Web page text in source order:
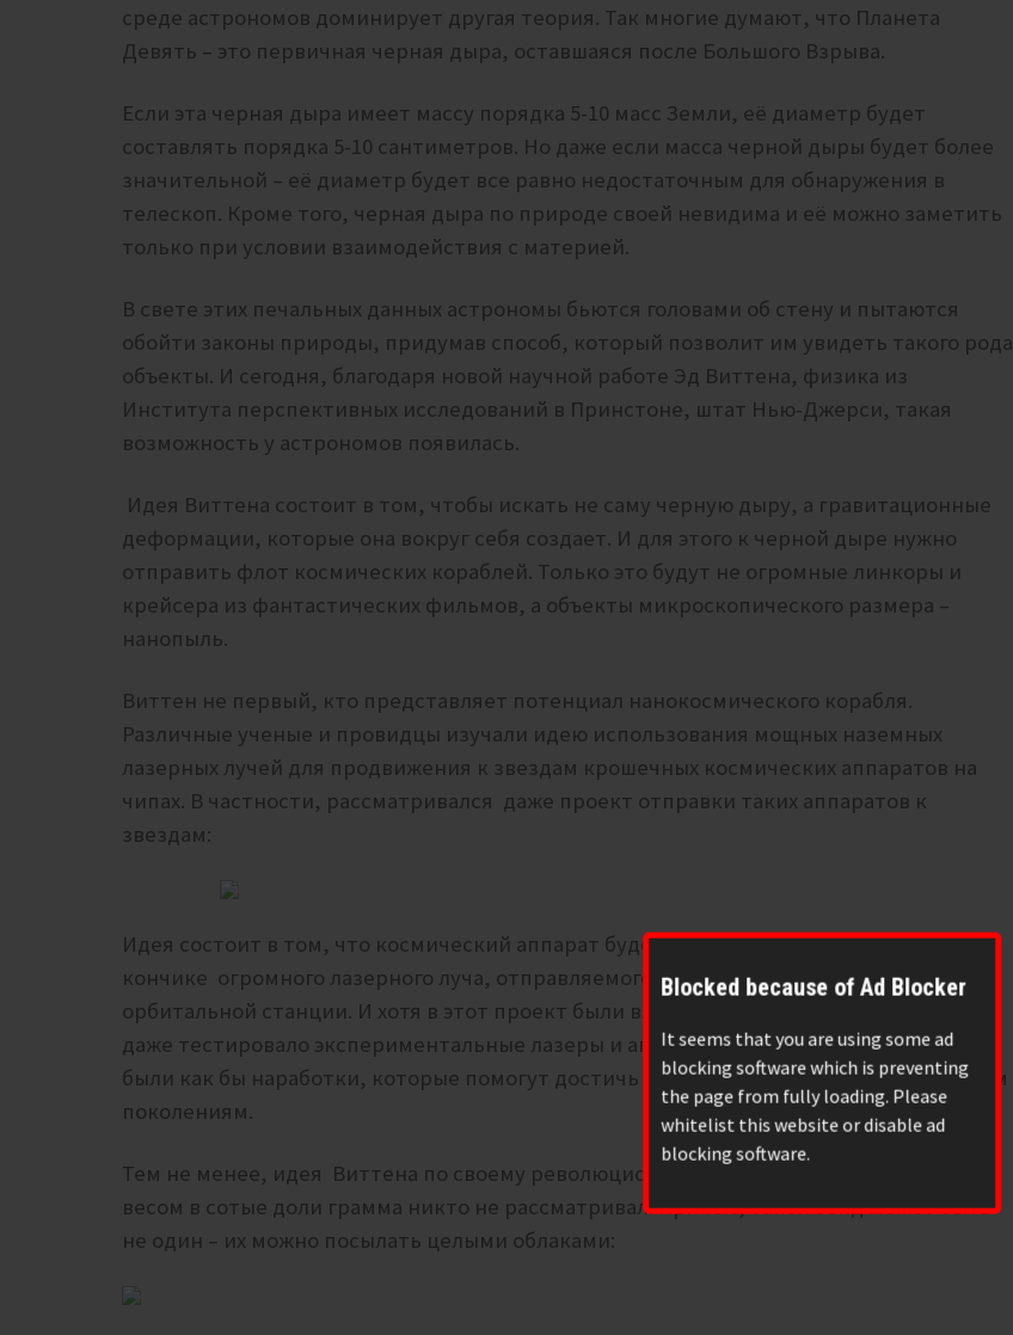
среде астрономов доминирует другая теория. Так многие думают, что Планета
Девять – это первичная черная дыра, оставшаяся после Большого Взрыва.
Если эта черная дыра имеет массу порядка 5-10 масс Земли, её диаметр будет
составлять порядка 5-10 сантиметров. Но даже если масса черной дыры будет более
значительной – её диаметр будет все равно недостаточным для обнаружения в
телескоп. Кроме того, черная дыра по природе своей невидима и её можно заметить
только при условии взаимодействия с материей.
В свете этих печальных данных астрономы бьются головами об стену и пытаются
обойти законы природы, придумав способ, который позволит им увидеть такого рода
объекты. И сегодня, благодаря новой научной работе Эд Виттена, физика из
Института перспективных исследований в Принстоне, штат Нью-Джерси, такая
возможность у астрономов появилась.
Идея Виттена состоит в том, чтобы искать не саму черную дыру, а гравитационные
деформации, которые она вокруг себя создает. И для этого к черной дыре нужно
отправить флот космических кораблей. Только это будут не огромные линкоры и
крейсера из фантастических фильмов, а объекты микроскопического размера –
нанопыль.
Виттен не первый, кто представляет потенциал нанокосмического корабля.
Различные ученые и провидцы изучали идею использования мощных наземных
лазерных лучей для продвижения к звездам крошечных космических аппаратов на
чипах. В частности, рассматривался даже проект отправки таких аппаратов к
звездам:
Идея состоит в том, что космический аппарат будет путешествовать как бы на
кончике огромного лазерного луча, отправляемого с Земли, с Луны или с большой
орбитальной станции. И хотя в этот проект были вложены большие деньги и NASA
даже тестировало экспериментальные лазеры и аппараты, тем не менее всё это
были как бы наработки, которые помогут достичь ближайших звезд лишь следующим
поколениям.
Тем не менее, идея Виттена по своему революционная, поскольку отправку зонда
весом в сотые доли грамма никто не рассматривал. Причем, такой зонд может быть
не один – их можно посылать целыми облаками:
Blocked because of Ad Blocker
It seems that you are using some ad
blocking software which is preventing
the page from fully loading. Please
whitelist this website or disable ad
blocking software.